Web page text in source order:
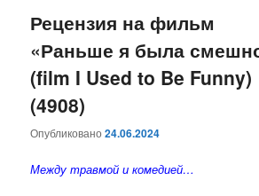
основному
содержимому
дополнительному
содержимому
Рецензия на фильм
«Раньше я была
(film I Used to Be Funny)
(4908)
Опубликовано24.06.2024
Между травмой и комедией…